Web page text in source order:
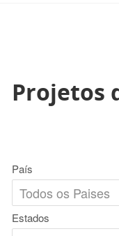
Projetos
País
Estados